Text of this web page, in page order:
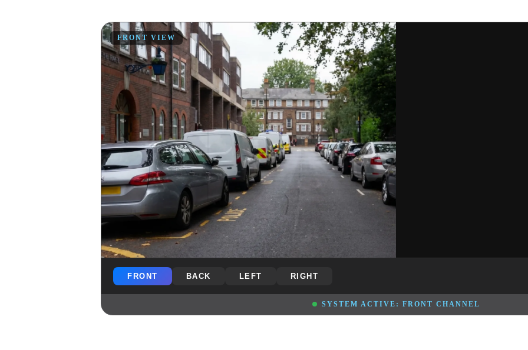
FRONT VIEW
FRONT BACK LEFT RIGHT
SYSTEM ACTIVE: FRONT CHANNEL